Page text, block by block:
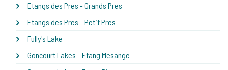
Etangs des Pres - Grands Pres
Etangs des Pres - Petit Pres
Fully's Lake
Goncourt Lakes - Etang Mesange